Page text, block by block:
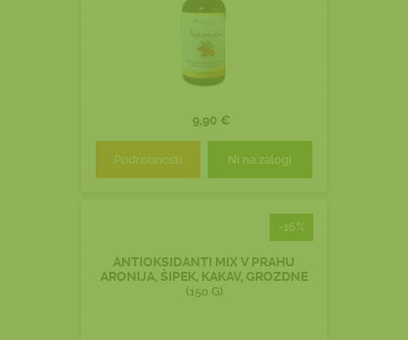
9,90 €
Podrobnosti Ni na zalogi
-16%
ANTIOKSIDANTI MIX V PRAHU
ARONIJA, ŠIPEK, KAKAV, GROZDNE
(150 G)